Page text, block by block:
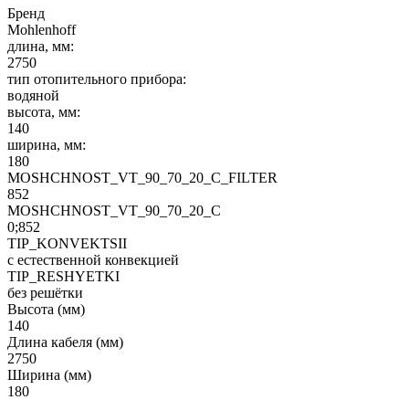
Бренд
Mohlenhoff
длина, мм:
2750
тип отопительного прибора:
водяной
высота, мм:
140
ширина, мм:
180
MOSHCHNOST_VT_90_70_20_C_FILTER
852
MOSHCHNOST_VT_90_70_20_C
0;852
TIP_KONVEKTSII
с естественной конвекцией
TIP_RESHYETKI
без решётки
Высота (мм)
140
Длина кабеля (мм)
2750
Ширина (мм)
180